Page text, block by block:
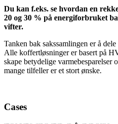
Du kan f.eks. se hvordan en
20 og 30 % på energiforbruket
vifter.
Tanken bak sakssamlingen er å
Alle koffertløsninger er basert på
skape betydelige varmebesparelser
mange tilfeller er et stort ønske.
Cases